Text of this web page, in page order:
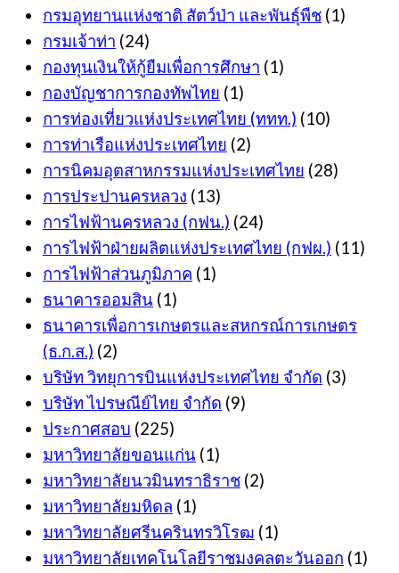
กรมอุทยานแห่งชาติ สัตว์ป่า และพันธุ์พืช (1)
กรมเจ้าท่า (24)
กองทุนเงินให้กู้ยืมเพื่อการศึกษา (1)
กองบัญชาการกองทัพไทย (1)
การท่องเที่ยวแห่งประเทศไทย (ททท.) (10)
การท่าเรือแห่งประเทศไทย (2)
การนิคมอุตสาหกรรมแห่งประเทศไทย (28)
การประปานครหลวง (13)
การไฟฟ้านครหลวง (กฟน.) (24)
การไฟฟ้าฝ่ายผลิตแห่งประเทศไทย (กฟผ.) (11)
การไฟฟ้าส่วนภูมิภาค (1)
ธนาคารออมสิน (1)
ธนาคารเพื่อการเกษตรและสหกรณ์การเกษตร
(ธ.ก.ส.) (2)
บริษัท วิทยุการบินแห่งประเทศไทย จำกัด (3)
บริษัท ไปรษณีย์ไทย จำกัด (9)
ประกาศสอบ (225)
มหาวิทยาลัยขอนแก่น (1)
มหาวิทยาลัยนวมินทราธิราช (2)
มหาวิทยาลัยมหิดล (1)
มหาวิทยาลัยศรีนครินทรวิโรฒ (1)
มหาวิทยาลัยเทคโนโลยีราชมงคลตะวันออก (1)